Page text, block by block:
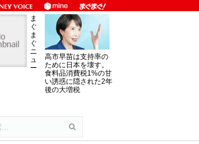
ま
ぐ
ま
ぐ
ニ
ュ
ー
高市早苗は支持率の
ために日本を壊す。
食料品消費税1%の甘
い誘惑に隠された2年
後の大増税